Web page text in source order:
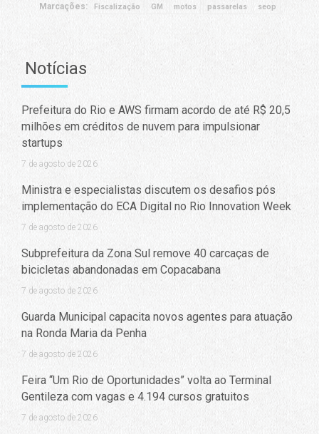
Marcações: Fiscalização GM motos passarelas seop
Notícias
Prefeitura do Rio e AWS firmam acordo de até R$ 20,5
milhões em créditos de nuvem para impulsionar
startups
7 de agosto de 2026
Ministra e especialistas discutem os desafios pós
implementação do ECA Digital no Rio Innovation Week
7 de agosto de 2026
Subprefeitura da Zona Sul remove 40 carcaças de
bicicletas abandonadas em Copacabana
7 de agosto de 2026
Guarda Municipal capacita novos agentes para atuação
na Ronda Maria da Penha
7 de agosto de 2026
Feira “Um Rio de Oportunidades” volta ao Terminal
Gentileza com vagas e 4.194 cursos gratuitos
7 de agosto de 2026